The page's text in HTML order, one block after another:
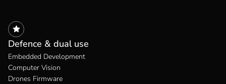
Defence & dual use
Embedded Development
Computer Vision
Drones Firmware